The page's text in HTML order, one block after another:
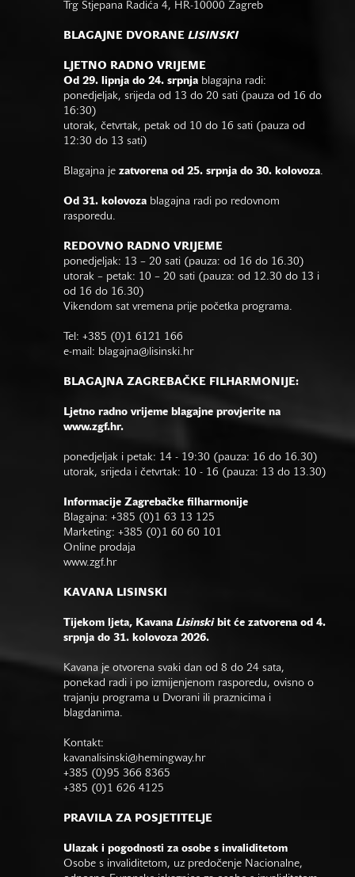
Trg Stjepana Radića 4, HR-10000 Zagreb
BLAGAJNE DVORANE LISINSKI
LJETNO RADNO VRIJEME
Od 29. lipnja do 24. srpnja blagajna radi:
ponedjeljak, srijeda od 13 do 20 sati (pauza od 16 do
16:30)
utorak, četvrtak, petak od 10 do 16 sati (pauza od
12:30 do 13 sati)
Blagajna je zatvorena od 25. srpnja do 30. kolovoza.
Od 31. kolovoza blagajna radi po redovnom
rasporedu.
REDOVNO RADNO VRIJEME
ponedjeljak: 13 – 20 sati (pauza: od 16 do 16.30)
utorak – petak: 10 – 20 sati (pauza: od 12.30 do 13 i
od 16 do 16.30)
Vikendom sat vremena prije početka programa.
Tel: +385 (0)1 6121 166
e-mail: blagajna@lisinski.hr
BLAGAJNA ZAGREBAČKE FILHARMONIJE:
Ljetno radno vrijeme blagajne provjerite na
www.zgf.hr.
ponedjeljak i petak: 14 - 19:30 (pauza: 16 do 16.30)
utorak, srijeda i četvrtak: 10 - 16 (pauza: 13 do 13.30)
Informacije Zagrebačke filharmonije
Blagajna: +385 (0)1 63 13 125
Marketing: +385 (0)1 60 60 101
Online prodaja
www.zgf.hr
KAVANA LISINSKI
Tijekom ljeta, Kavana Lisinski bit će zatvorena od 4.
srpnja do 31. kolovoza 2026.
Kavana je otvorena svaki dan od 8 do 24 sata,
ponekad radi i po izmijenjenom rasporedu, ovisno o
trajanju programa u Dvorani ili praznicima i
blagdanima.
Kontakt:
kavanalisinski@hemingway.hr
+385 (0)95 366 8365
+385 (0)1 626 4125
PRAVILA ZA POSJETITELJE
Ulazak i pogodnosti za osobe s invaliditetom
Osobe s invaliditetom, uz predočenje Nacionalne,